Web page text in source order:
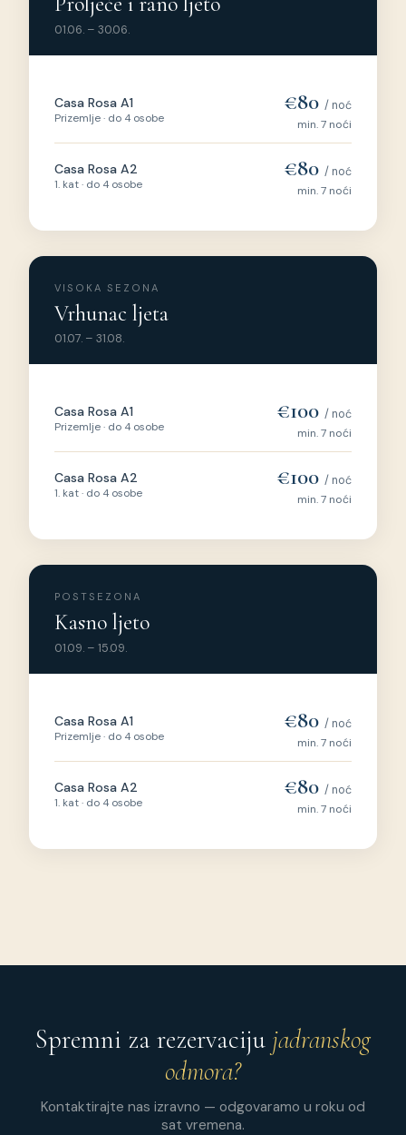
01.06. – 30.06.
Casa Rosa A1
Prizemlje · do 4 osobe
€80 / noć
min. 7 noći
Casa Rosa A2
1. kat · do 4 osobe
€80 / noć
min. 7 noći
VISOKA SEZONA
Vrhunac ljeta
01.07. – 31.08.
Casa Rosa A1
Prizemlje · do 4 osobe
€100 / noć
min. 7 noći
Casa Rosa A2
1. kat · do 4 osobe
€100 / noć
min. 7 noći
POSTSEZONA
Kasno ljeto
01.09. – 15.09.
Casa Rosa A1
Prizemlje · do 4 osobe
€80 / noć
min. 7 noći
Casa Rosa A2
1. kat · do 4 osobe
€80 / noć
min. 7 noći
Spremni za rezervaciju jadranskog
odmora?
Kontaktirajte nas izravno — odgovaramo u roku od
sat vremena.